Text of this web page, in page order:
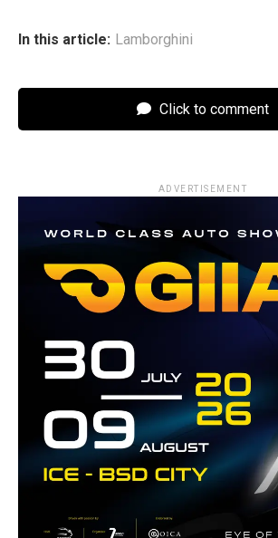
In this article: Lamborghini
Click to comment
ADVERTISEMENT